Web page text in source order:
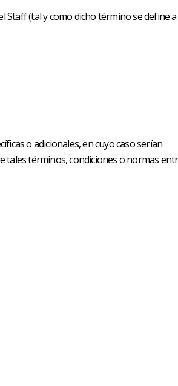
Staff (tal y como dicho término se define a
o adicionales, en cuyo caso serían
tales términos, condiciones o normas